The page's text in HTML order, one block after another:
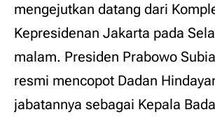
mengejutkan datang dari
Kepresidenan Jakarta pada
malam. Presiden Prabowo
resmi mencopot Dadan
jabatannya sebagai Kepala